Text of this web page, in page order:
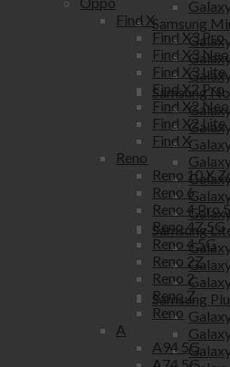
Samsung
Samsung
Samsung
Samsung
Find X
Find X3 Pro
Find X3 Neo
Find X3 Lite
Find X2 Pro
Find X2 Neo
Find X2 Lite
Find X
Reno
Reno 10 X
Reno 6
Reno 4 Pro
Reno 4Z 5G
Reno 4 5G
Reno 2Z
Reno 2
Reno Z
Reno
A
A94 5G